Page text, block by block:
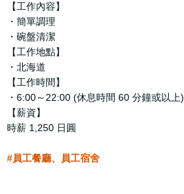
【工作內容】
・簡單調理
・碗盤清潔
【工作地點】
・北海道
【工作時間】
・6:00～22:00 (休息時間 60 分鐘或以上)
【薪資】
時薪 1,250 日圓
#員工餐廳、員工宿舍